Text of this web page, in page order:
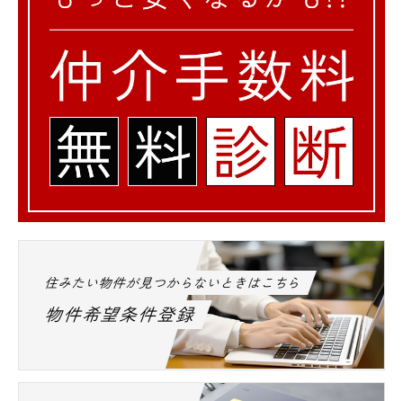
住みたい物件が見つからないときはこちら
物件希望条件登録